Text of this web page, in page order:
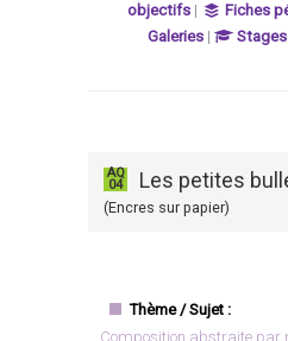
objectifs | Fiches
Galeries| Stages
AQ
04 Les petites
(Encres sur papier)
Thème / Sujet :
Composition abstraite par